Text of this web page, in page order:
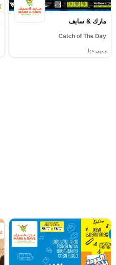
مارك & سايف
Catch of The Day
ينتهي غدا